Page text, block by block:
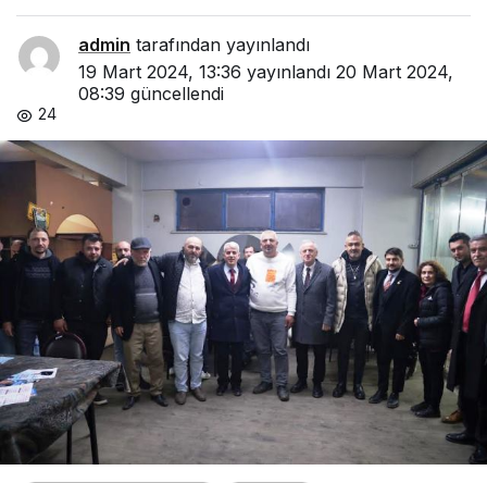
admin tarafından yayınlandı
19 Mart 2024, 13:36 yayınlandı 20 Mart 2024,
08:39 güncellendi
24